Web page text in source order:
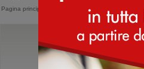
Pagina principale
FitFlop
Toe Post
Sandali infradito